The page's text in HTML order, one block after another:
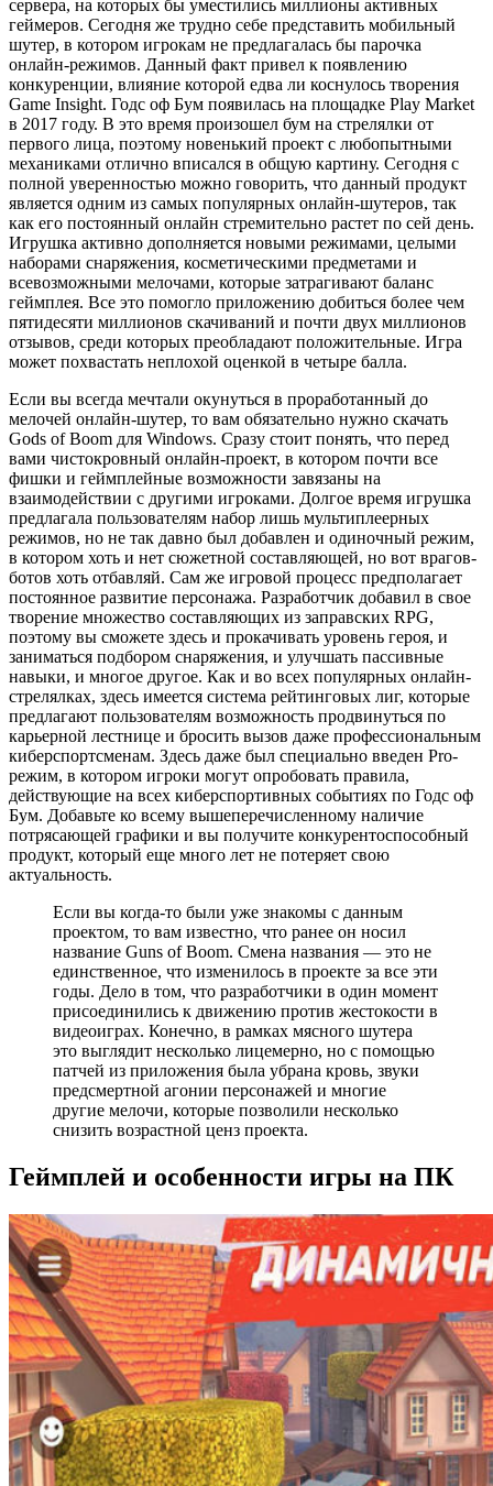
сервера, на которых бы уместились миллионы активных
геймеров. Сегодня же трудно себе представить мобильный
шутер, в котором игрокам не предлагалась бы парочка
онлайн-режимов. Данный факт привел к появлению
конкуренции, влияние которой едва ли коснулось творения
Game Insight. Годс оф Бум появилась на площадке Play Market
в 2017 году. В это время произошел бум на стрелялки от
первого лица, поэтому новенький проект с любопытными
механиками отлично вписался в общую картину. Сегодня с
полной уверенностью можно говорить, что данный продукт
является одним из самых популярных онлайн-шутеров, так
как его постоянный онлайн стремительно растет по сей день.
Игрушка активно дополняется новыми режимами, целыми
наборами снаряжения, косметическими предметами и
всевозможными мелочами, которые затрагивают баланс
геймплея. Все это помогло приложению добиться более чем
пятидесяти миллионов скачиваний и почти двух миллионов
отзывов, среди которых преобладают положительные. Игра
может похвастать неплохой оценкой в четыре балла.
Если вы всегда мечтали окунуться в проработанный до
мелочей онлайн-шутер, то вам обязательно нужно скачать
Gods of Boom для Windows. Сразу стоит понять, что перед
вами чистокровный онлайн-проект, в котором почти все
фишки и геймплейные возможности завязаны на
взаимодействии с другими игроками. Долгое время игрушка
предлагала пользователям набор лишь мультиплеерных
режимов, но не так давно был добавлен и одиночный режим,
в котором хоть и нет сюжетной составляющей, но вот врагов-
ботов хоть отбавляй. Сам же игровой процесс предполагает
постоянное развитие персонажа. Разработчик добавил в свое
творение множество составляющих из заправских RPG,
поэтому вы сможете здесь и прокачивать уровень героя, и
заниматься подбором снаряжения, и улучшать пассивные
навыки, и многое другое. Как и во всех популярных онлайн-
стрелялках, здесь имеется система рейтинговых лиг, которые
предлагают пользователям возможность продвинуться по
карьерной лестнице и бросить вызов даже профессиональным
киберспортсменам. Здесь даже был специально введен Pro-
режим, в котором игроки могут опробовать правила,
действующие на всех киберспортивных событиях по Годс оф
Бум. Добавьте ко всему вышеперечисленному наличие
потрясающей графики и вы получите конкурентоспособный
продукт, который еще много лет не потеряет свою
актуальность.
Если вы когда-то были уже знакомы с данным
проектом, то вам известно, что ранее он носил
название Guns of Boom. Смена названия — это не
единственное, что изменилось в проекте за все эти
годы. Дело в том, что разработчики в один момент
присоединились к движению против жестокости в
видеоиграх. Конечно, в рамках мясного шутера
это выглядит несколько лицемерно, но с помощью
патчей из приложения была убрана кровь, звуки
предсмертной агонии персонажей и многие
другие мелочи, которые позволили несколько
снизить возрастной ценз проекта.
Геймплей и особенности игры на ПК